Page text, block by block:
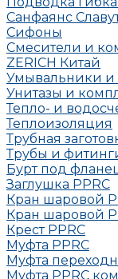
Санфаянс
Сифоны
Смесители и
ZERICH Китай
Умывальники
Унитазы и
Тепло- и
Теплоизоляция
Трубная
Трубы и
Бурт под
Заглушка РРRC
Кран шаровой
Кран шаровой
Крест PPRC
Муфта PPRC
Муфта
Муфта РРRC